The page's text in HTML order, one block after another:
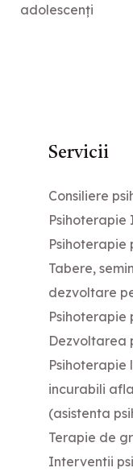
adolescenți
Servicii
Consiliere
Psihoterapie
Tabere,
dezvoltare
Psihoterapie
Dezvoltarea
Psihoterapie
incurabili
(asistenta
Terapie de
Interventii